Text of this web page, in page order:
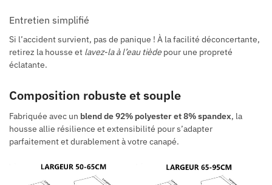
Entretien simplifié
Si l’accident survient, pas de panique ! À la facilité déconcertante,
retirez la housse et lavez-la à l’eau tiède pour une propreté
éclatante.
Composition robuste et souple
Fabriquée avec un blend de 92% polyester et 8% spandex, la
housse allie résilience et extensibilité pour s’adapter
parfaitement et durablement à votre canapé.